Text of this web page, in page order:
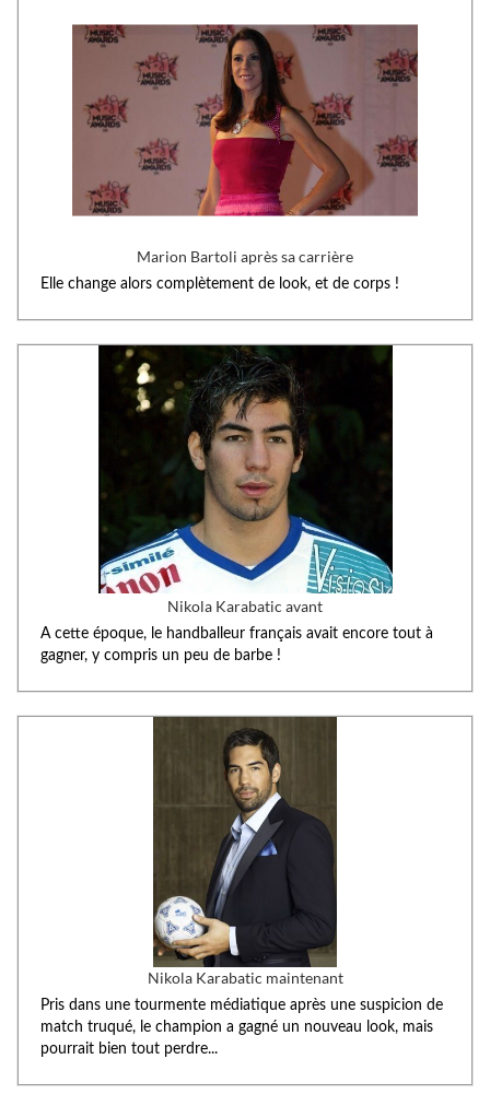
Marion Bartoli après sa carrière
Elle change alors complètement de look, et de corps !
Nikola Karabatic avant
A cette époque, le handballeur français avait encore tout à
gagner, y compris un peu de barbe !
Nikola Karabatic maintenant
Pris dans une tourmente médiatique après une suspicion de
match truqué, le champion a gagné un nouveau look, mais
pourrait bien tout perdre...